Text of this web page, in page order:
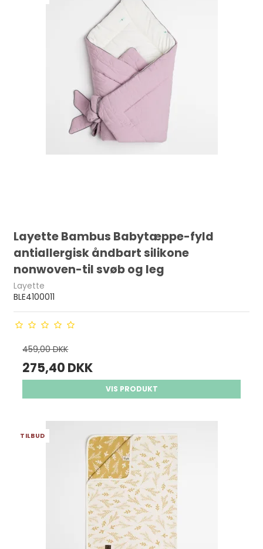
Layette Bambus Babytæppe-fyld
antiallergisk åndbart silikone
nonwoven-til svøb og leg
Layette
BLE4100011
459,00 DKK
275,40 DKK
VIS PRODUKT
TILBUD